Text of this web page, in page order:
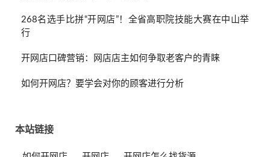
268名选手比拼“开网店”！全省高职院技能大赛在中山举
行
开网店口碑营销：网店店主如何争取老客户的青睐
如何开网店？要学会对你的顾客进行分析
本站链接